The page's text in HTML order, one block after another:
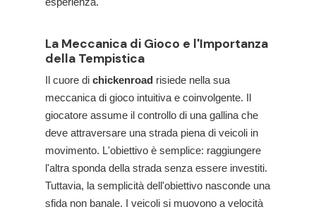
La Meccanica di Gioco e l'Importanza
della Tempistica
Il cuore di chickenroad risiede nella sua
meccanica di gioco intuitiva e coinvolgente. Il
giocatore assume il controllo di una gallina che
deve attraversare una strada piena di veicoli in
movimento. L'obiettivo è semplice: raggiungere
l'altra sponda della strada senza essere investiti.
Tuttavia, la semplicità dell'obiettivo nasconde una
sfida non banale. I veicoli si muovono a velocità